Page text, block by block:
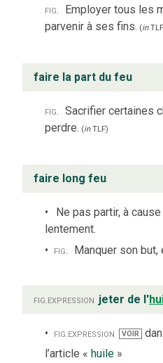
fig.
Employer tous les
parvenir à ses fins. (inTLF
faire la part du feu
fig. Sacrifier certaines
perdre. (inTLF)
faire long feu
Ne pas partir, à
lentement.
fig.
Manquer son but,
fig.expression jeter de l'
fig.expression VOIR
l’article « huile »